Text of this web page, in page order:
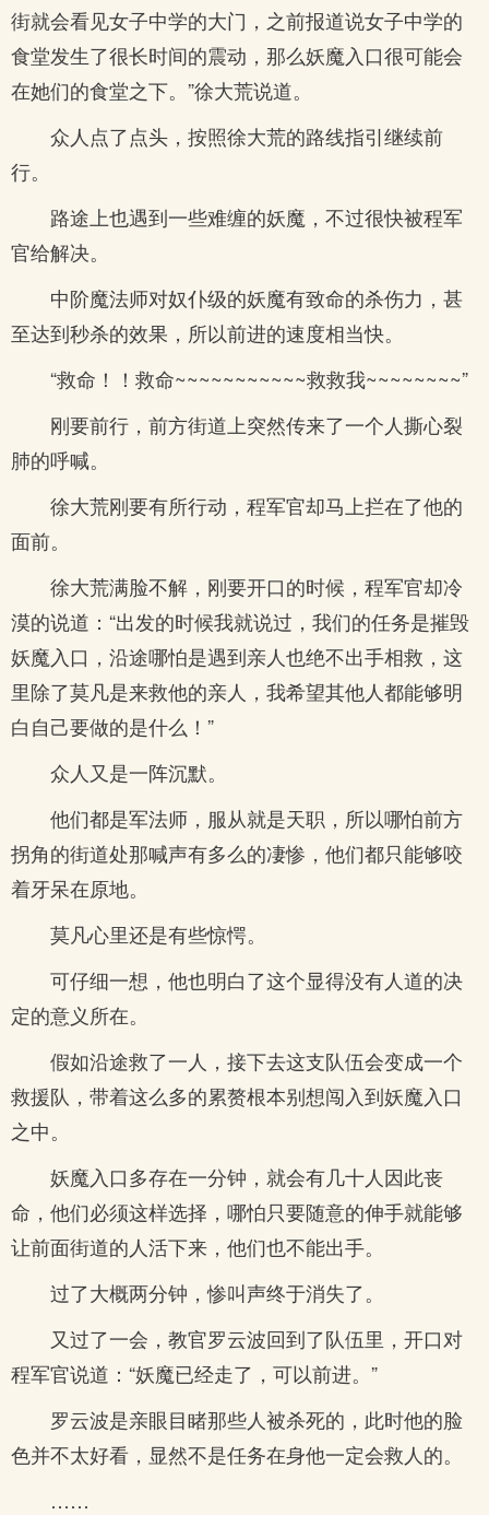
街就会看见女子中学的大门，之前报道说女子中学的
食堂发生了很长时间的震动，那么妖魔入口很可能会
在她们的食堂之下。”徐大荒说道。
众人点了点头，按照徐大荒的路线指引继续前
行。
路途上也遇到一些难缠的妖魔，不过很快被程军
官给解决。
中阶魔法师对奴仆级的妖魔有致命的杀伤力，甚
至达到秒杀的效果，所以前进的速度相当快。
“救命！！救命~~~~~~~~~~~救救我~~~~~~~~”
刚要前行，前方街道上突然传来了一个人撕心裂
肺的呼喊。
徐大荒刚要有所行动，程军官却马上拦在了他的
面前。
徐大荒满脸不解，刚要开口的时候，程军官却冷
漠的说道：“出发的时候我就说过，我们的任务是摧毁
妖魔入口，沿途哪怕是遇到亲人也绝不出手相救，这
里除了莫凡是来救他的亲人，我希望其他人都能够明
白自己要做的是什么！”
众人又是一阵沉默。
他们都是军法师，服从就是天职，所以哪怕前方
拐角的街道处那喊声有多么的凄惨，他们都只能够咬
着牙呆在原地。
莫凡心里还是有些惊愕。
可仔细一想，他也明白了这个显得没有人道的决
定的意义所在。
假如沿途救了一人，接下去这支队伍会变成一个
救援队，带着这么多的累赘根本别想闯入到妖魔入口
之中。
妖魔入口多存在一分钟，就会有几十人因此丧
命，他们必须这样选择，哪怕只要随意的伸手就能够
让前面街道的人活下来，他们也不能出手。
过了大概两分钟，惨叫声终于消失了。
又过了一会，教官罗云波回到了队伍里，开口对
程军官说道：“妖魔已经走了，可以前进。”
罗云波是亲眼目睹那些人被杀死的，此时他的脸
色并不太好看，显然不是任务在身他一定会救人的。
……